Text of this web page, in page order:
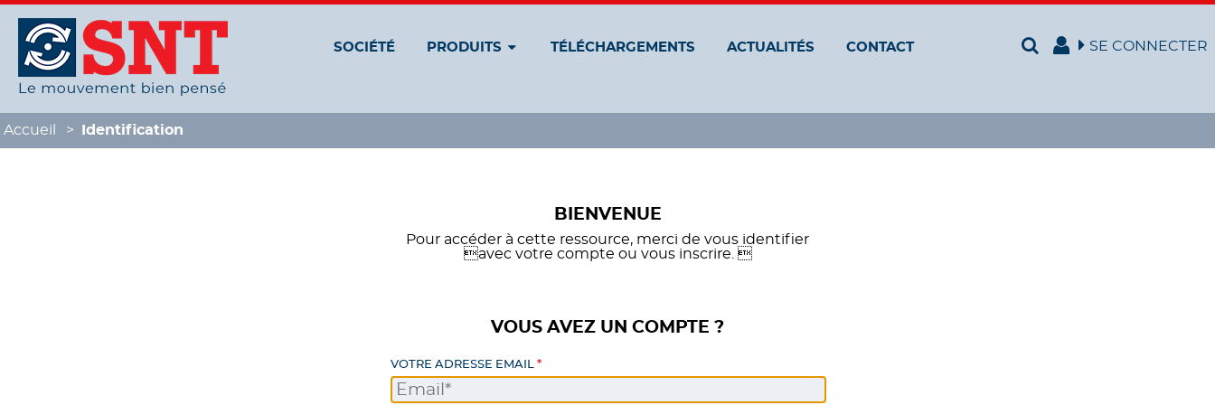
SE CONNECTER
SOCIÉTÉ PRODUITS TÉLÉCHARGEMENTS ACTUALITÉS CONTACT
Accueil Identification
BIENVENUE
Pour accéder à cette ressource, merci de vous identifier
avec votre compte ou vous inscrire. 
VOUS AVEZ UN COMPTE ?
VOTRE ADRESSE EMAIL
Panneau de gestion des cookies